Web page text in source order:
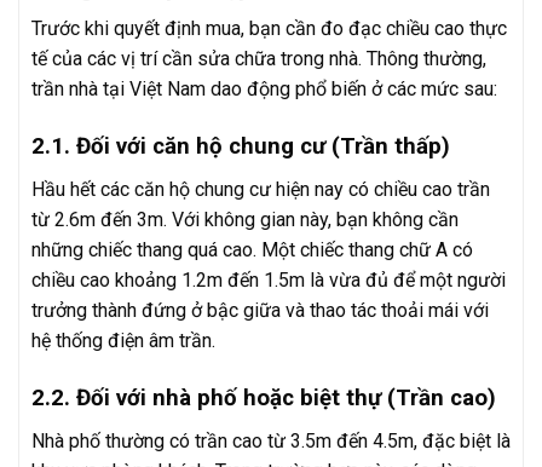
Trước khi quyết định mua, bạn cần đo đạc chiều cao thực
tế của các vị trí cần sửa chữa trong nhà. Thông thường,
trần nhà tại Việt Nam dao động phổ biến ở các mức sau:
2.1. Đối với căn hộ chung cư (Trần thấp)
Hầu hết các căn hộ chung cư hiện nay có chiều cao trần
từ 2.6m đến 3m. Với không gian này, bạn không cần
những chiếc thang quá cao. Một chiếc thang chữ A có
chiều cao khoảng 1.2m đến 1.5m là vừa đủ để một người
trưởng thành đứng ở bậc giữa và thao tác thoải mái với
hệ thống điện âm trần.
2.2. Đối với nhà phố hoặc biệt thự (Trần cao)
Nhà phố thường có trần cao từ 3.5m đến 4.5m, đặc biệt là